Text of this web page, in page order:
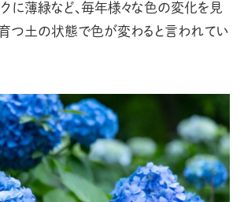
に薄緑など、毎年様々な色の変化を見
育つ土の状態で色が変わると言われてい